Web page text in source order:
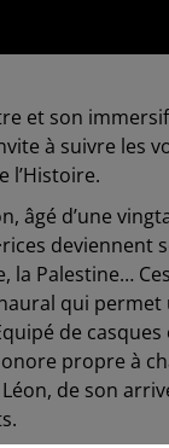
et son
à suivre les
l’Histoire.
âgé d’une
la Palestine…
qui
de
propre à
de son